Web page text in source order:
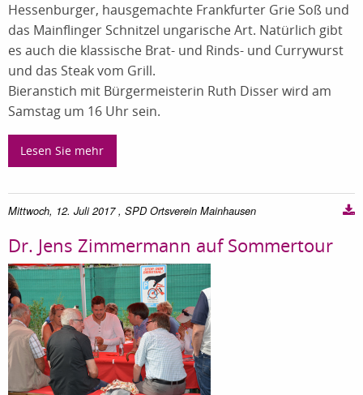
Hessenburger, hausgemachte Frankfurter Grie Soß und
das Mainflinger Schnitzel ungarische Art. Natürlich gibt
es auch die klassische Brat- und Rinds- und Currywurst
und das Steak vom Grill.
Bieranstich mit Bürgermeisterin Ruth Disser wird am
Samstag um 16 Uhr sein.
Lesen Sie mehr
Mittwoch, 12. Juli 2017 , SPD Ortsverein Mainhausen
Dr. Jens Zimmermann auf Sommertour